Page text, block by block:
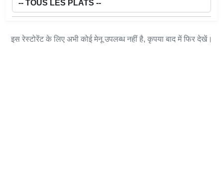
इस रेस्टोरेंट के लिए अभी कोई मेनू उपलब्ध नहीं है, कृपया बाद में फिर देखें।